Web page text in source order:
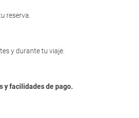
reserva.
y durante tu viaje.
y facilidades de pago.